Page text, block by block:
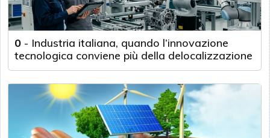
0 - Industria italiana, quando l’innovazione
tecnologica conviene più della delocalizzazione